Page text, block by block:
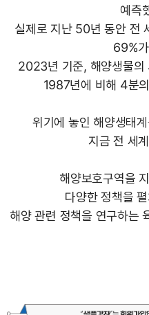
예측
실제로 지난 50년 동안 전
69%
2023년 기준, 해양생물의
1987년에 비해 4분
위기에 놓인 해양생태
지금 전 세
해양보호구역을
다양한 정책을
해양 관련 정책을 연구하는